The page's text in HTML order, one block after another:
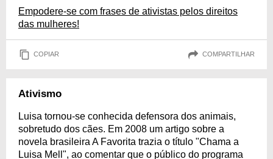
Empodere-se com frases de ativistas pelos direitos
das mulheres!
COPIAR COMPARTILHAR
Ativismo
Luisa tornou-se conhecida defensora dos animais,
sobretudo dos cães. Em 2008 um artigo sobre a
novela brasileira A Favorita trazia o título "Chama a
Luisa Mell", ao comentar que o público do programa